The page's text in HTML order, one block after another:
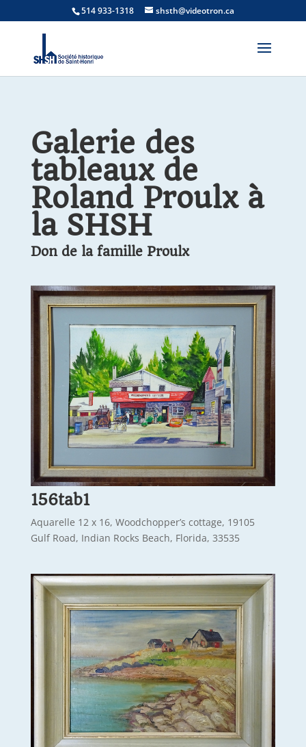
514 933-1318 shsth@videotron.ca
Galerie des
tableaux de
Roland Proulx à
la SHSH
Don de la famille Proulx
156tab1
Aquarelle 12 x 16, Woodchopper’s cottage, 19105
Gulf Road, Indian Rocks Beach, Florida, 33535